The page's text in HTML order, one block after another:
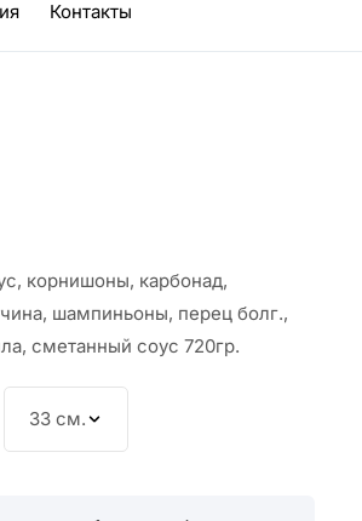
Контакты
корнишоны, карбонад,
шампиньоны, перец болг.,
сметанный соус 720гр.
33 см.